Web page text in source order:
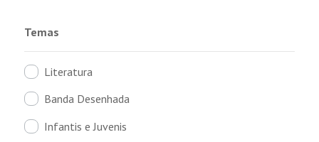
Temas
Literatura
Banda Desenhada
Infantis e Juvenis